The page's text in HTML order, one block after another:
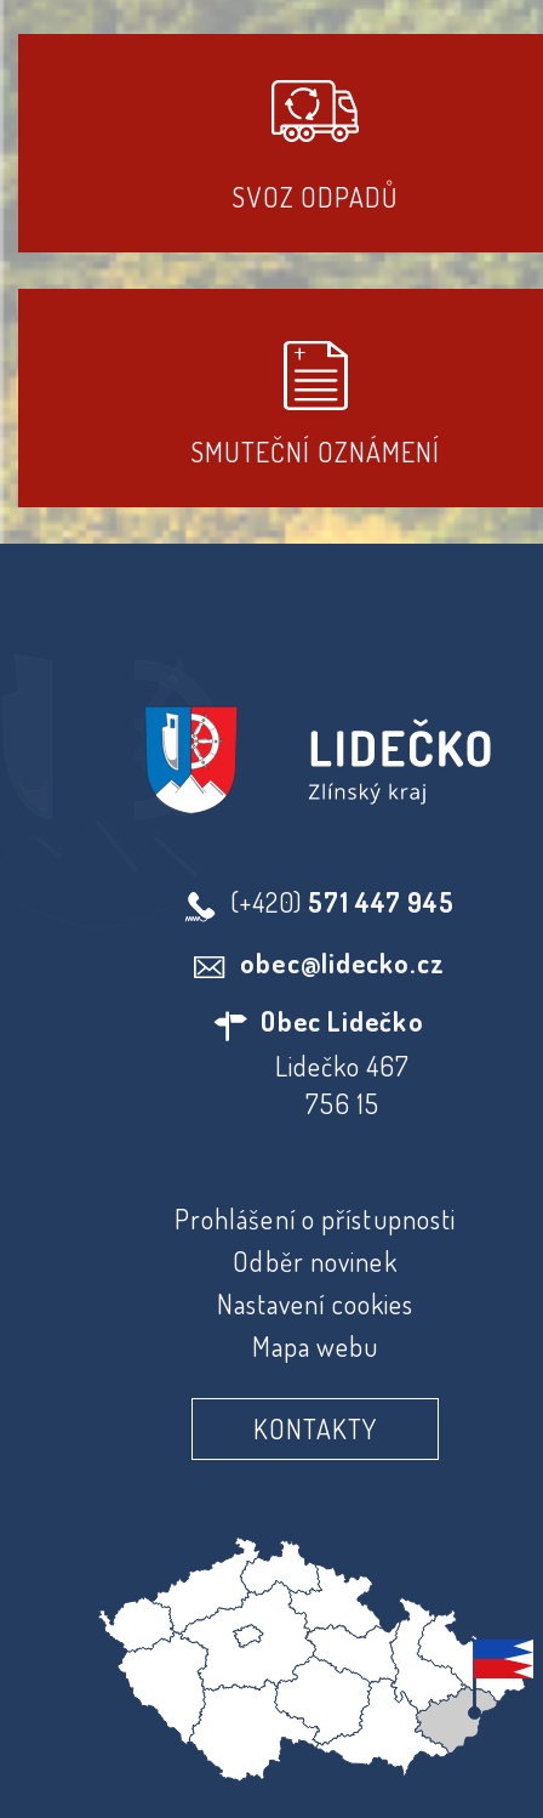
SVOZ ODPADŮ
SMUTEČNÍ OZNÁMENÍ
(+420) 571 447 945
obec@lidecko.cz
Obec Lidečko
Lidečko 467
756 15
Prohlášení o přístupnosti
Odběr novinek
Nastavení cookies
Mapa webu
KONTAKTY